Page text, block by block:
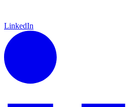
LinkedIn